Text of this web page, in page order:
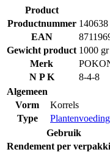
Product
Productnummer 140638
EAN
Gewicht product 1000 gr
Merk
N P K
8-4-8
Algemeen
Vorm
Korrels
Type
Plantenvoeding
Gebruik
Rendement per